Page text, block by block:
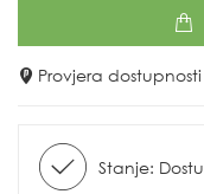
Provjera
Stanje: